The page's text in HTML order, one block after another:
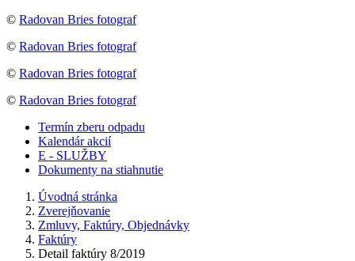
© Radovan Bries fotograf
© Radovan Bries fotograf
© Radovan Bries fotograf
© Radovan Bries fotograf
Termín zberu odpadu
Kalendár akcií
E - SLUŽBY
Dokumenty na stiahnutie
Úvodná stránka
Zverejňovanie
Zmluvy, Faktúry, Objednávky
Faktúry
Detail faktúry 8/2019